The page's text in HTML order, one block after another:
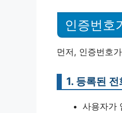
인증번호
먼저, 인증번호
1. 등록된
사용자가